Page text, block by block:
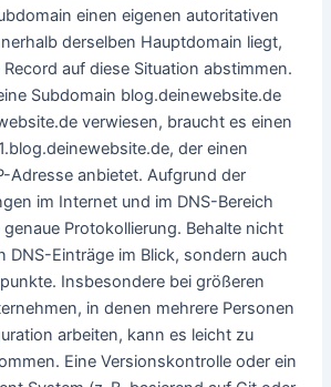
einen eigenen autoritativen
derselben Hauptdomain liegt,
auf diese Situation abstimmen.
Subdomain blog.deinewebsite.de
verwiesen, braucht es einen
der einen
Adresse anbietet. Aufgrund der
im Internet und im DNS-Bereich
Protokollierung. Behalte nicht
DNS-Einträge im Blick, sondern auch
Insbesondere bei größeren
in denen mehrere Personen
arbeiten, kann es leicht zu
Eine Versionskontrolle oder ein